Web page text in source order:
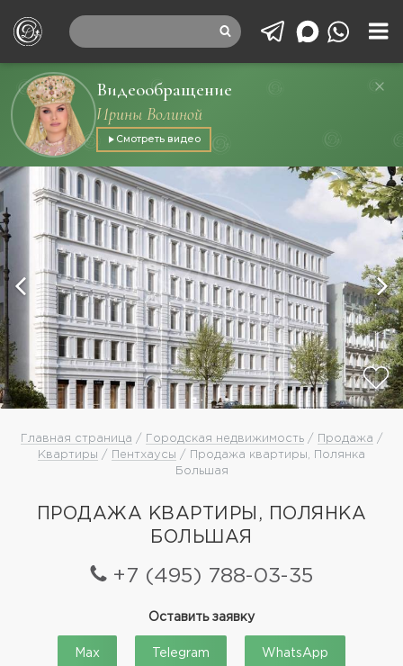
Видеообращение
Ирины Волиной
Смотреть видео
Главная страница / Городская недвижимость/ Продажа /
Квартиры / Пентхаусы / Продажа квартиры, Полянка
Большая
ПРОДАЖА КВАРТИРЫ, ПОЛЯНКА
БОЛЬШАЯ
+7 (495) 788-03-35
Оставить заявку
Max Telegram WhatsApp